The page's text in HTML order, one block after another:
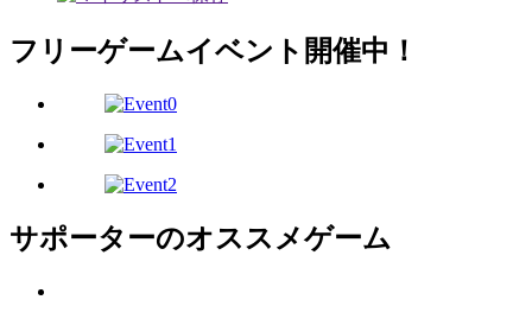
フリーゲームイベント開催中！
サポーターのオススメゲーム